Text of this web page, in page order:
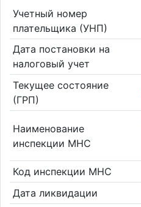
Учетный номер
плательщика (УНП)
Дата постановки на
налоговый учет
Текущее состояние
(ГРП)
Наименование
инспекции МНС
Код инспекции МНС
Дата ликвидации